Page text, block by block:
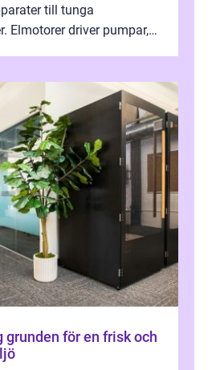
till tunga
Elmotorer driver pumpar,